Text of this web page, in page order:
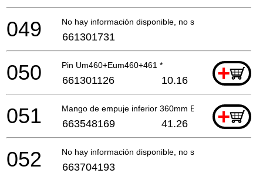
No hay información disponible, no se puede pedir
049 661301731
Pin Um460+Eum460+461 * +
050 661301126 10.16
Mango de empuje inferior 360mm Eum460 *
+
051 663548169 41.26
No hay información disponible, no se puede pedir
052 663704193